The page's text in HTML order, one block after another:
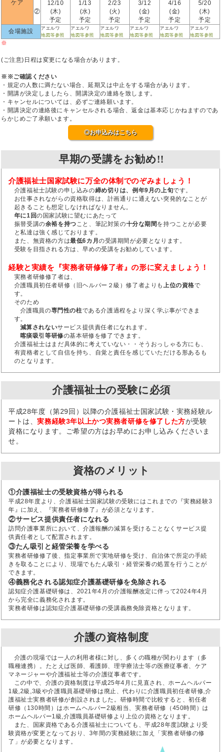
ケア
②
12/10
(木)
予定
1/13
(水)
予定
2/23
(火)
予定
3/12
(金)
予定
4/16
(金)
予定
5/20
(木)
予定
会場施設
アエルワ
地図等参照
アエルワ
地図等参照
アエルワ
地図等参照
アエルワ
地図等参照
アエルワ
地図等参照
アエルワ
地図等参照
※
(ご注意)日程は変更になる場合があります。
※※ご確認ください
・規定の人数に満たない場合、延期又は中止をする場合があります。
・開講が決定しましたら、開講決定の連絡を致します。
・キャンセルについては、必ずご連絡願います。
・開講決定の連絡後にキャンセルされる場合、返金は基本応じかねますのであ
らかじめご了承願います。
◎お申込みはこちら
早期の受講をお勧め!!
介護福祉士国家試験に万全の体制でのぞみましょう！
介護福祉士試験の申し込みの締め切りは、例年9月の上旬です。
お仕事されながらの資格取得は、計画通りに通えない突発的なことが
起きることも想定しなければなりません。
年に1回の国家試験に望むにあたって
振替受講の余裕を持つこと、筆記対策の十分な期間を持つことが必要
と私達は強く感じております。
また、無資格の方は最低6カ月の受講期間が必要となります。
受験を目指される方は、早めの受講をお勧めしています。
経験と実績を『実務者研修修了者』の形に変えましょう！
実務者研修修了者は、
介護職員初任者研修（旧ヘルパー２級）修了者よりも上位の資格で
す。
そのため
介護職員の専門性の柱である介護過程をより深く学ぶ事ができま
す。
減算されないサービス提供責任者になれます。
喀痰吸引等研修の基本研修を修了できます。
介護福祉士はまだ具体的に考えていない・・そうおっしゃる方にも、
有資格者として自信を持ち、自覚と責任を感じていただける形あるも
のとなります。
介護福祉士の受験に必須
平成28年度（第29回）以降の介護福祉士国家試験・実務経験ル
ートは、実務経験3年以上かつ実務者研修を修了した方が受験
資格になります。ご希望の方はお早めにお申し込みくださいま
せ。
資格のメリット
①介護福祉士の受験資格が得られる
平成28年度より、介護福祉士国家試験の受験にはこれまでの『実務経験3
年』に加え、『実務者研修修了』が必須となります。
②サービス提供責任者になれる
訪問介護事業所において、介護報酬の減算を受けることなくサービス提
供責任者として配置されます。
③たん吸引と経管栄養を学べる
実務者研修修了後、指定事業所で実地研修を受け、自治体で所定の手続
きを取ることにより、現場でもたん吸引・経管栄養の処置を行うことが
できます。
④義務化される認知症介護基礎研修を免除される
認知症介護基礎研修は、2021年4月の介護報酬改定に伴って2024年4月
から完全に義務化されます。
実務者研修は認知症介護基礎研修の受講義務免除資格となります。
介護の資格制度
介護の現場では一人の利用者様に対し、多くの職種が関わります（多
職種連携）。たとえば医師、看護師、理学療法士等の医療従事者、ケア
マネージャーや介護福祉士等の介護従事者です。
この中で、介護の資格制度は平成25年4月に見直され、ホームヘルパー
1級,2級,3級や介護職員基礎研修は廃止、代わりに介護職員初任者研修,介
護福祉士実務者研修が創設されました。研修時間で比較すると、初任者
研修（130時間）はホームヘルパー2級相当、実務者研修（450時間）は
ホームヘルパー1級,介護職員基礎研修より上位の資格となります。
また、国家資格である介護福祉士についても、平成28年度試験より受
験資格が変更となっており、3年間の実務経験に加え「実務者研修の修
了」が必要となります。